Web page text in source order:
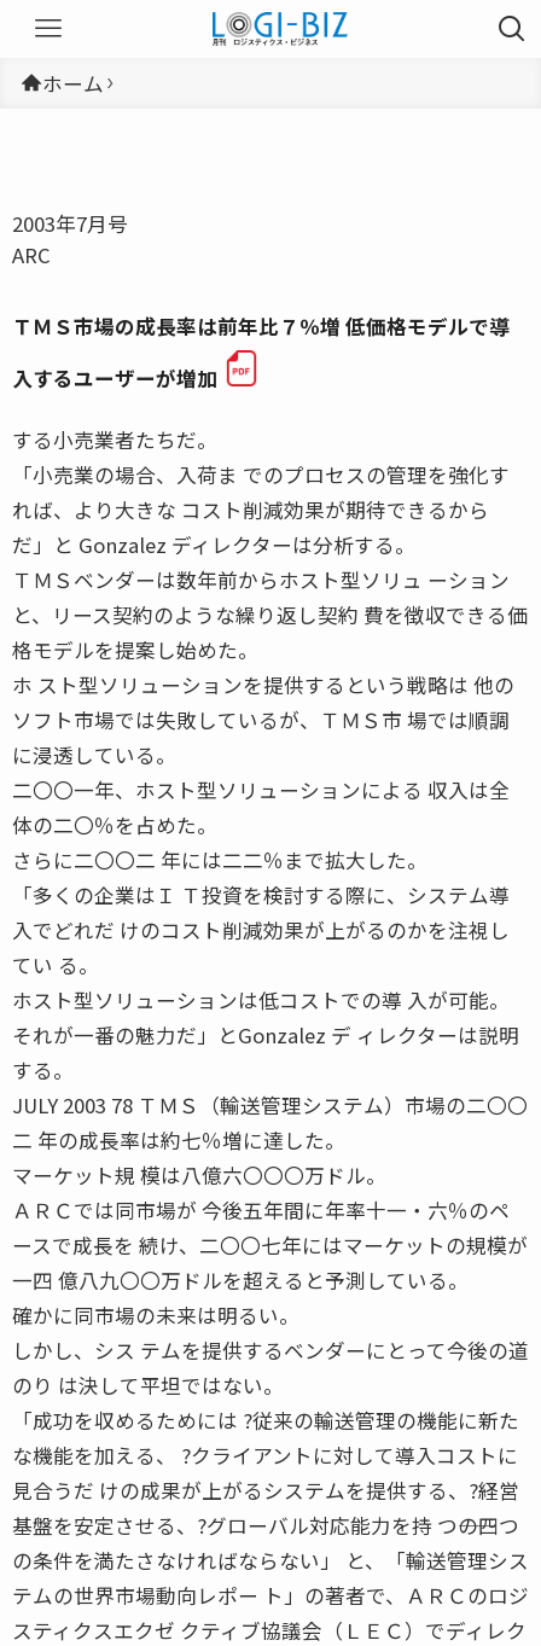
ホーム
2003年7月号
ARC
ＴＭＳ市場の成長率は前年比７％増 低価格モデルで導
入するユーザーが増加
する小売業者たちだ。
「小売業の場合、入荷ま でのプロセスの管理を強化す
れば、より大きな コスト削減効果が期待できるから
だ」と Gonzalez ディレクターは分析する。
ＴＭＳベンダーは数年前からホスト型ソリュ ーション
と、リース契約のような繰り返し契約 費を徴収できる価
格モデルを提案し始めた。
ホ スト型ソリューションを提供するという戦略は 他の
ソフト市場では失敗しているが、ＴＭＳ市 場では順調
に浸透している。
二〇〇一年、ホスト型ソリューションによる 収入は全
体の二〇％を占めた。
さらに二〇〇二 年には二二％まで拡大した。
「多くの企業はＩ Ｔ投資を検討する際に、システム導
入でどれだ けのコスト削減効果が上がるのかを注視し
てい る。
ホスト型ソリューションは低コストでの導 入が可能。
それが一番の魅力だ」とGonzalez デ ィレクターは説明
する。
JULY 2003 78 ＴＭＳ（輸送管理システム）市場の二〇〇
二 年の成長率は約七％増に達した。
マーケット規 模は八億六〇〇〇万ドル。
ＡＲＣでは同市場が 今後五年間に年率十一・六％のペ
ースで成長を 続け、二〇〇七年にはマーケットの規模が
一四 億八九〇〇万ドルを超えると予測している。
確かに同市場の未来は明るい。
しかし、シス テムを提供するベンダーにとって今後の道
のり は決して平坦ではない。
「成功を収めるためには ?従来の輸送管理の機能に新た
な機能を加える、 ?クライアントに対して導入コストに
見合うだ けの成果が上がるシステムを提供する、?経営
基盤を安定させる、?グローバル対応能力を持 つ――の四つ
の条件を満たさなければならない」 と、「輸送管理シス
テムの世界市場動向レポー ト」の著者で、ＡＲＣのロジ
スティクスエクゼ クティブ協議会（ＬＥＣ）でディレク